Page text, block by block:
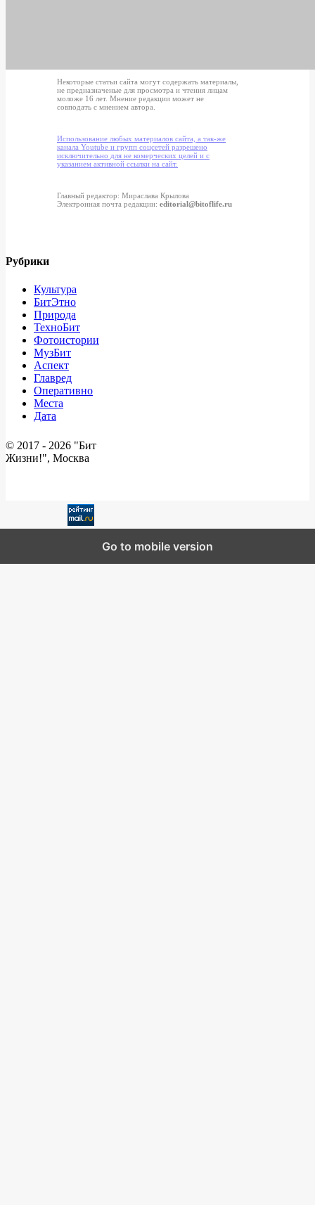
Некоторые статьи сайта могут содержать материалы,
не предназначеные для просмотра и чтения лицам
моложе 16 лет. Мнение редакции может не
совподать с мнением автора.
Использование любых материалов сайта, а так-же
канала Youtube и групп соцсетей разрешено
исключительно для не комерческих целей и с
указанием активной ссылки на сайт.
Главный редактор: Мираслава Крылова
Электронная почта редакции: editorial@bitoflife.ru
Рубрики
Культура
БитЭтно
Природа
ТехноБит
Фотоистории
МузБит
Аспект
Главред
Оперативно
Места
Дата
© 2017 - 2026 "Бит
Жизни!", Москва
Go to mobile version